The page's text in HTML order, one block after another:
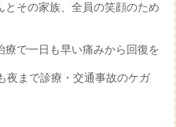
とその家族、全員の笑顔のため
療で一日も早い痛みから回復を
夜まで診療・交通事故のケガ